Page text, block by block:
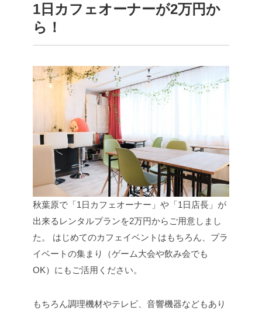
1日カフェオーナーが2万円か
ら！
秋葉原で「1日カフェオーナー」や「1日店長」が
出来るレンタルプランを2万円からご用意しまし
た。
はじめてのカフェイベントはもちろん、プラ
イベートの集まり（ゲーム大会や飲み会でも
OK）にもご活用ください。
もちろん調理機材やテレビ、音響機器などもあり